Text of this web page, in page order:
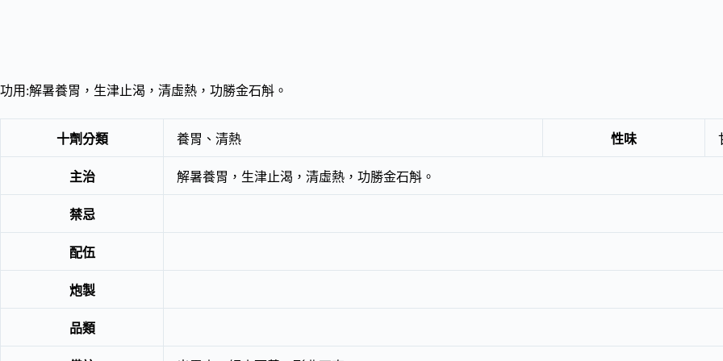
功用:解暑養胃，生津止渴，清虛熱，功勝金石斛。
十劑分類 養胃、清熱 性味
主治 解暑養胃，生津止渴，清虛熱，功勝金石斛。
禁忌
配伍
炮製
品類